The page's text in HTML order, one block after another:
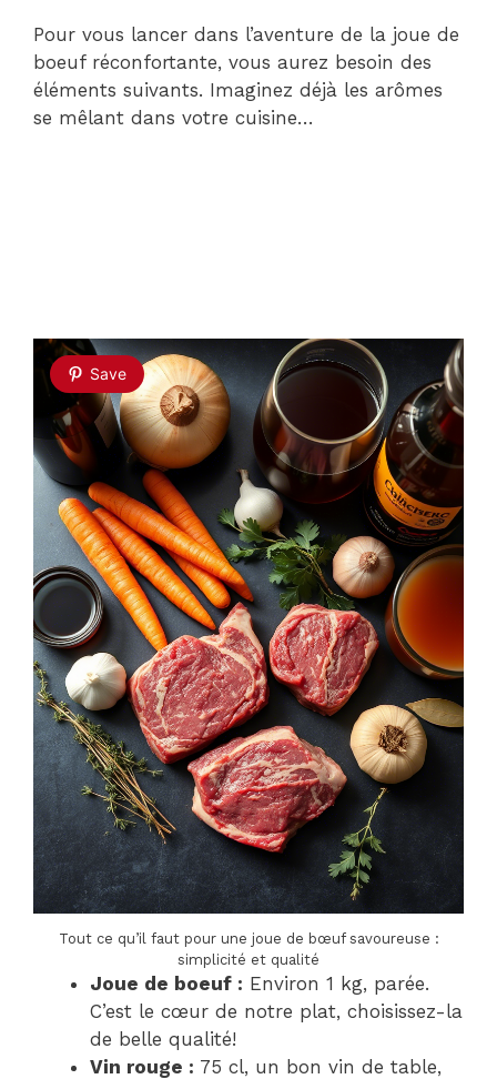
Pour vous lancer dans l’aventure de la joue de
boeuf réconfortante, vous aurez besoin des
éléments suivants. Imaginez déjà les arômes
se mêlant dans votre cuisine…
Save
Tout ce qu’il faut pour une joue de bœuf savoureuse :
simplicité et qualité
Joue de boeuf : Environ 1 kg, parée.
C’est le cœur de notre plat, choisissez-la
de belle qualité!
Vin rouge : 75 cl, un bon vin de table,